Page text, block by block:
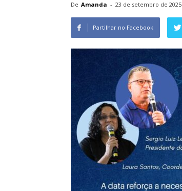
De Amanda - 23 de setembro de 2025
Partilhar no Facebook